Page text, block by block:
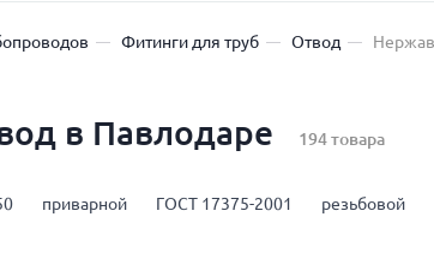
Фитинги для труб Отвод
в Павлодаре 194 товара
приварной ГОСТ 17375-2001 резьбовой